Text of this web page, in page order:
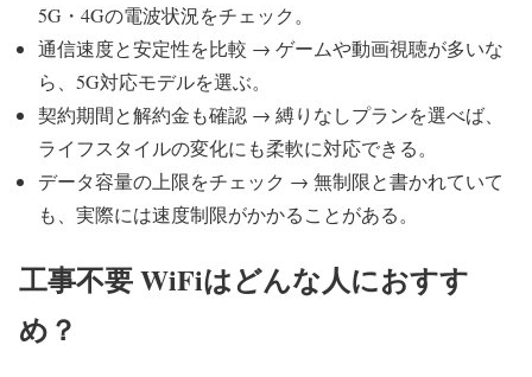
5G・4Gの電波状況をチェック。
通信速度と安定性を比較 → ゲームや動画視聴が多いな
ら、5G対応モデルを選ぶ。
契約期間と解約金も確認 → 縛りなしプランを選べば、
ライフスタイルの変化にも柔軟に対応できる。
データ容量の上限をチェック → 無制限と書かれていて
も、実際には速度制限がかかることがある。
工事不要 WiFiはどんな人におすす
め？